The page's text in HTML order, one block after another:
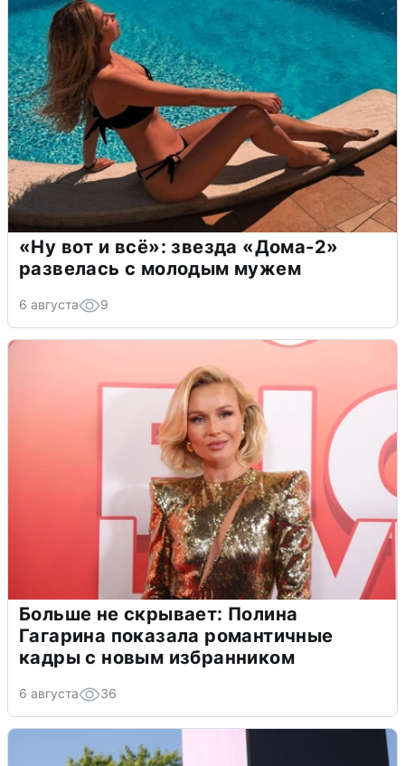
«Ну вот и всё»: звезда «Дома-2»
развелась с молодым мужем
6 августа 9
Больше не скрывает: Полина
Гагарина показала романтичные
кадры с новым избранником
6 августа 36